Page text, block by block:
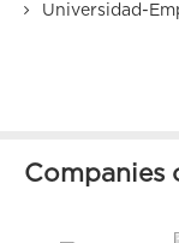
Universidad-
Companies